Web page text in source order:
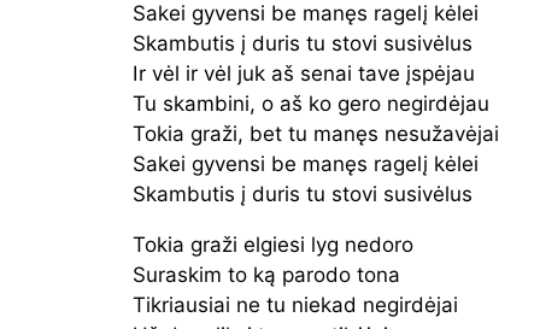
Sakei gyvensi be manęs ragelį kėlei
Skambutis į duris tu stovi susivėlus
Ir vėl ir vėl juk aš senai tave įspėjau
Tu skambini, o aš ko gero negirdėjau
Tokia graži, bet tu manęs nesužavėjai
Sakei gyvensi be manęs ragelį kėlei
Skambutis į duris tu stovi susivėlus
Tokia graži elgiesi lyg nedoro
Suraskim to ką parodo tona
Tikriausiai ne tu niekad negirdėjai